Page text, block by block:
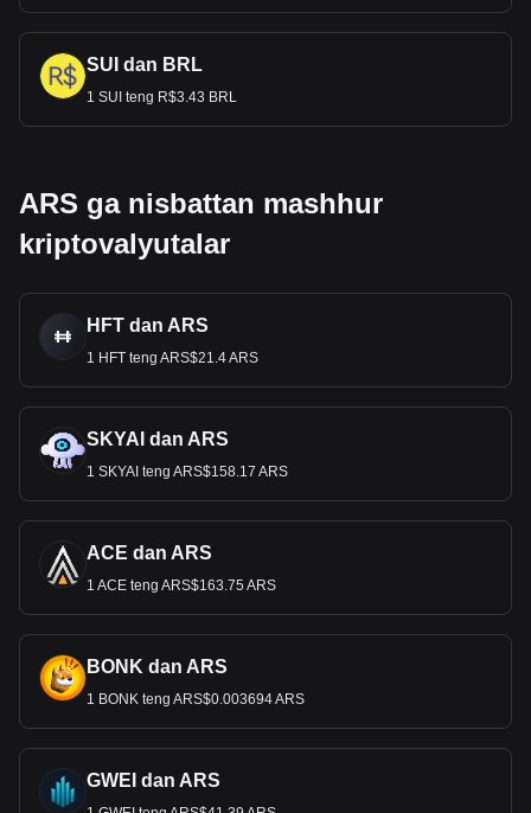
SUI dan BRL
1 SUI teng R$3.43 BRL
ARS ga nisbattan mashhur
kriptovalyutalar
HFT dan ARS
1 HFT teng ARS$21.4 ARS
SKYAI dan ARS
1 SKYAI teng ARS$158.17 ARS
ACE dan ARS
1 ACE teng ARS$163.75 ARS
BONK dan ARS
1 BONK teng ARS$0.003694 ARS
GWEI dan ARS